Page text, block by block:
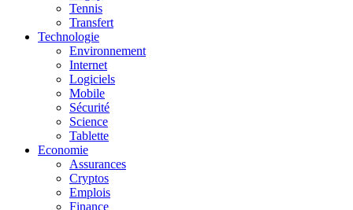
Tennis
Transfert
Technologie
Environnement
Internet
Logiciels
Mobile
Sécurité
Science
Tablette
Economie
Assurances
Cryptos
Emplois
Finance